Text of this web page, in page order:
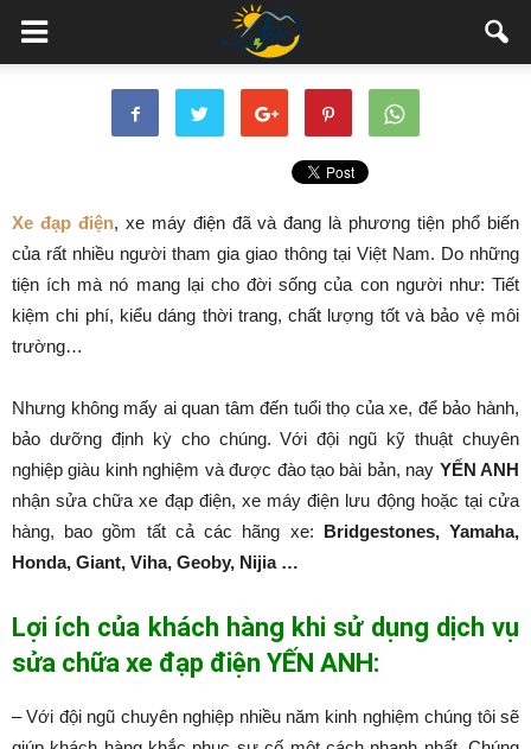
Xe đạp điện, xe máy điện đã và đang là phương tiện phổ biến
của rất nhiều người tham gia giao thông tại Việt Nam. Do những
tiện ích mà nó mang lại cho đời sống của con người như: Tiết
kiệm chi phí, kiểu dáng thời trang, chất lượng tốt và bảo vệ môi
trường…
Nhưng không mấy ai quan tâm đến tuổi thọ của xe, để bảo hành,
bảo dưỡng định kỳ cho chúng. Với đội ngũ kỹ thuật chuyên
nghiệp giàu kinh nghiệm và được đào tạo bài bản, nay YẾN ANH
nhận sửa chữa xe đạp điện, xe máy điện lưu động hoặc tại cửa
hàng, bao gồm tất cả các hãng xe: Bridgestones, Yamaha,
Honda, Giant, Viha, Geoby, Nijia …
Lợi ích của khách hàng khi sử dụng dịch vụ
sửa chữa xe đạp điện YẾN ANH:
– Với đội ngũ chuyên nghiệp nhiều năm kinh nghiệm chúng tôi sẽ